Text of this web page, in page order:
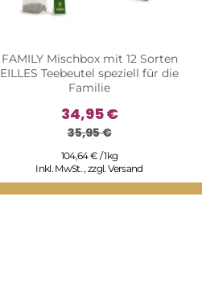
FAMILY Mischbox mit 12 Sorten
EILLES Teebeutel speziell für die
Familie
34,95 €
35,95 €
104,64 € / 1kg
Inkl. MwSt. ,zzgl.Versand